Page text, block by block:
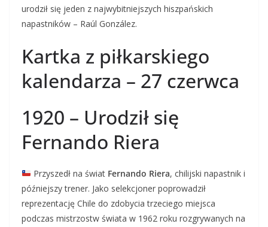
urodził się jeden z najwybitniejszych hiszpańskich
napastników – Raúl González.
Kartka z piłkarskiego
kalendarza – 27 czerwca
1920 – Urodził się
Fernando Riera
Przyszedł na świat Fernando Riera, chilijski napastnik i
późniejszy trener. Jako selekcjoner poprowadził
reprezentację Chile do zdobycia trzeciego miejsca
podczas mistrzostw świata w 1962 roku rozgrywanych na